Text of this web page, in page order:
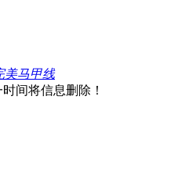
美马甲线
间将信息删除！